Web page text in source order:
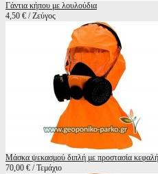
Γάντια κήπου με λουλούδια
4,50 € / Ζεύγος
Μάσκα ψεκασμού διπλή με προστασία
70,00 € / Τεμάχιο